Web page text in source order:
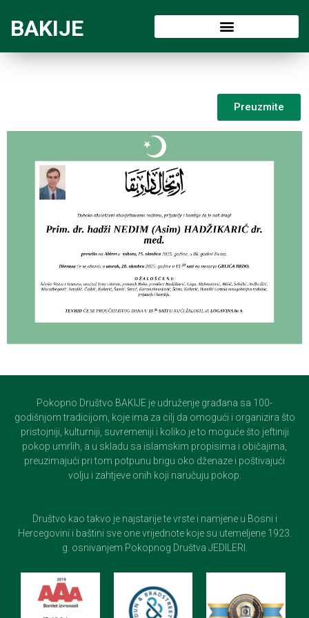
BAKIJE
Preuzmite
Pokopno Društvo BAKIJE je udruženje građana sa 100-
godišnjom tradicijom, koje ima za cilj da omogući i organizira što
pristojniji, kulturniji, suvremeniji i koliko je to moguće što jeftiniji
pokop umrlih, a u skladu sa islamskim propisima i običajima,
preuzimajući pri tom potpunu brigu oko dženaze i poštivajući
volju i zahtjeve onih koji naručuju pokop.
Društvo kao takvo je najstarije te vrste i namjene u Bosni i
Hercegovini i baštini sve one vrijednote koje su utemeljene 1923.
g. osnivanjem Pokopnog Društva JEDILERI.